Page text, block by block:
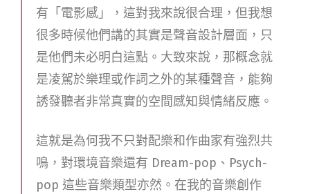
有「電影感」，這對我來說很合理，但我想
很多時候他們講的其實是聲音設計層面，只
是他們未必明白這點。大致來說，那概念就
是凌駕於樂理或作詞之外的某種聲音，能夠
誘發聽者非常真實的空間感知與情緒反應。
這就是為何我不只對配樂和作曲家有強烈共
鳴，對環境音樂還有 Dream-pop、Psych-
pop 這些音樂類型亦然。在我的音樂創作